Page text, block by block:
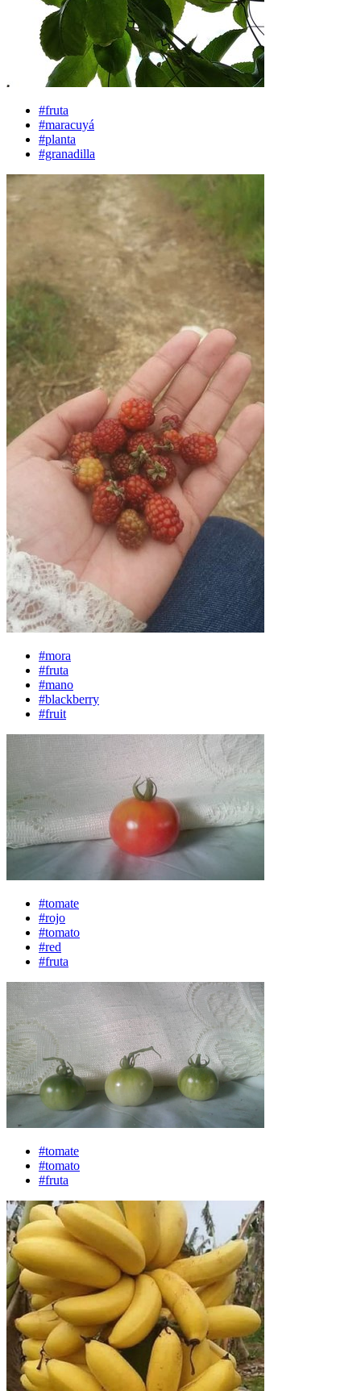
#fruta
#maracuyá
#planta
#granadilla
#mora
#fruta
#mano
#blackberry
#fruit
#tomate
#rojo
#tomato
#red
#fruta
#tomate
#tomato
#fruta